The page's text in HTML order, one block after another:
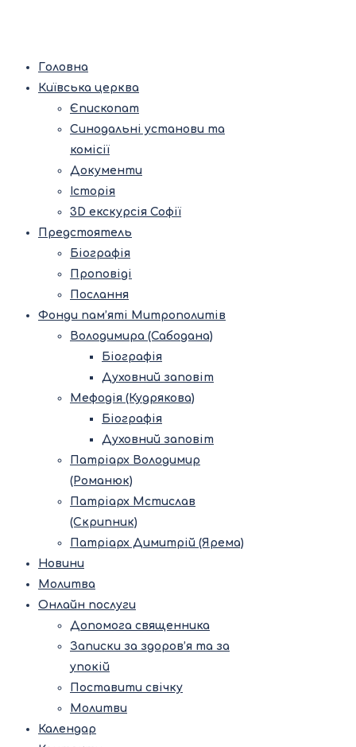
Головна
Київська церква
Єпископат
Синодальні установи та
комісії
Документи
Історія
3D екскурсія Софії
Предстоятель
Біографія
Проповіді
Послання
Фонди пам’яті Митрополитів
Володимира (Сабодана)
Біографія
Духовний заповіт
Мефодія (Кудрякова)
Біографія
Духовний заповіт
Патріарх Володимир
(Романюк)
Патріарх Мстислав
(Скрипник)
Патріарх Димитрій (Ярема)
Новини
Молитва
Онлайн послуги
Допомога священника
Записки за здоров’я та за
упокій
Поставити свічку
Молитви
Календар